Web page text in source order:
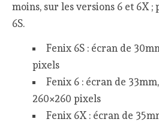
moins, sur les versions 6 et 6X ;
6S.
Fenix 6S : écran de
pixels
Fenix 6 : écran de
260×260 pixels
Fenix 6X : écran de